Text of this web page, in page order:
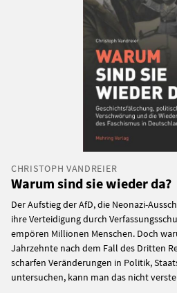
CHRISTOPH VANDREIER
Warum sind sie wieder da?
Der Aufstieg der AfD, die Neonazi-
ihre Verteidigung durch
empören Millionen Menschen. Doch
Jahrzehnte nach dem Fall des Dritten
scharfen Veränderungen in Politik,
untersuchen, kann man das nicht